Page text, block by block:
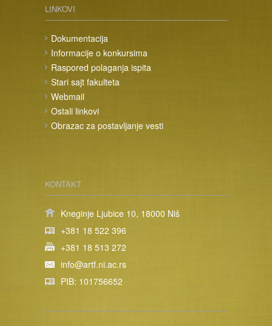
LINKOVI
Dokumentacija
Informacije o konkursima
Raspored polaganja ispita
Stari sajt fakulteta
Webmail
Ostali linkovi
Obrazac za postavljanje vesti
KONTAKT
Kneginje Ljubice 10, 18000 Niš
+381 18 522 396
+381 18 513 272
info@artf.ni.ac.rs
PIB: 101756652